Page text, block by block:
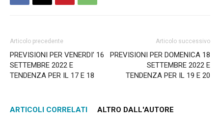
Articolo precedente
PREVISIONI PER VENERDI’ 16
SETTEMBRE 2022 E
TENDENZA PER IL 17 E 18
Articolo successivo
PREVISIONI PER DOMENICA 18
SETTEMBRE 2022 E
TENDENZA PER IL 19 E 20
ARTICOLI CORRELATI ALTRO DALL'AUTORE